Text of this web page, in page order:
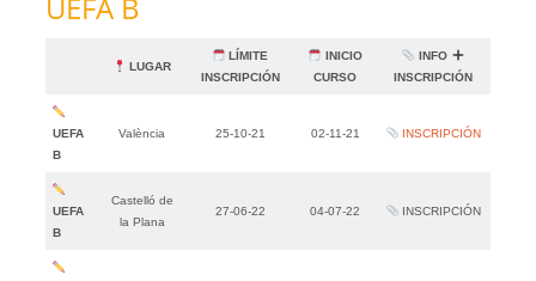
UEFA B
LUGAR
LÍMITE
INSCRIPCIÓN
INICIO
CURSO
INFO
INSCRIPCIÓN
UEFA
B
València 25-10-21 02-11-21 INSCRIPCIÓN
UEFA
B
Castelló de
la Plana
27-06-22 04-07-22 INSCRIPCIÓN